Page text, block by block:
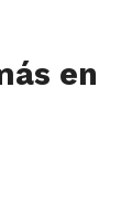
en